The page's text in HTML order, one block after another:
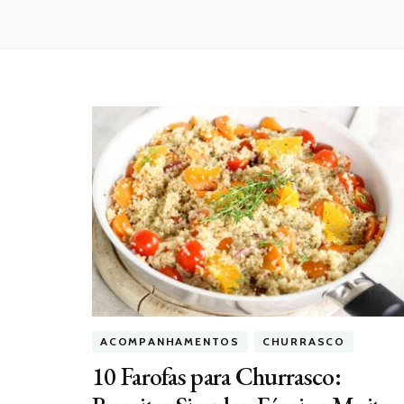
ACOMPANHAMENTOS CHURRASCO
10 Farofas para Churrasco: